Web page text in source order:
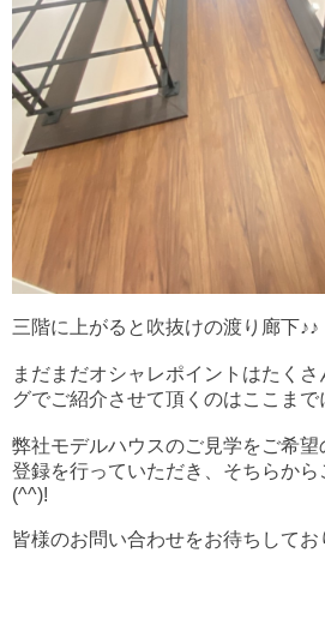
三階に上がると吹抜けの渡り廊下♪♪
まだまだオシャレポイントはたく
グでご紹介させて頂くのはここま
弊社モデルハウスのご見学をご希
登録を行っていただき、そちらか
(^^)!
皆様のお問い合わせをお待ちしてお